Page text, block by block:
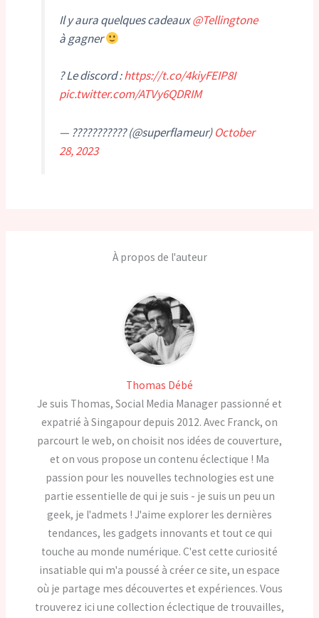
Il y aura quelques cadeaux@Tellingtone
à gagner
? Le discord :https://t.co/4kiyFEIP8I
pic.twitter.com/ATVy6QDRIM
— ??????????? (@superflameur)October
28, 2023
À propos de l'auteur
Thomas Débé
Je suis Thomas, Social Media Manager passionné et
expatrié à Singapour depuis 2012. Avec Franck, on
parcourt le web, on choisit nos idées de couverture,
et on vous propose un contenu éclectique ! Ma
passion pour les nouvelles technologies est une
partie essentielle de qui je suis - je suis un peu un
geek, je l'admets ! J'aime explorer les dernières
tendances, les gadgets innovants et tout ce qui
touche au monde numérique. C'est cette curiosité
insatiable qui m'a poussé à créer ce site, un espace
où je partage mes découvertes et expériences. Vous
trouverez ici une collection éclectique de trouvailles,